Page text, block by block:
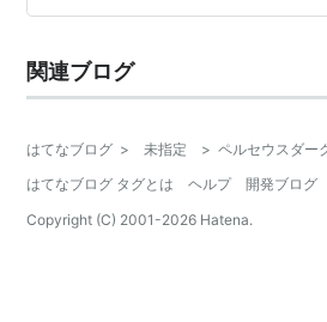
攻撃型・防御型・持久型への改造案
ズ：ペルセウスダークB7-60DB ペ
ために その…
関連ブログ
はてなブログ > 未指定 > ペルセウスダー
はてなブログ タグとは
ヘルプ 開発ブログ
Copyright (C) 2001-2026 Hatena.